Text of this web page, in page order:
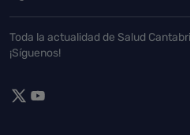
Toda la actualidad de Salud
¡Síguenos!